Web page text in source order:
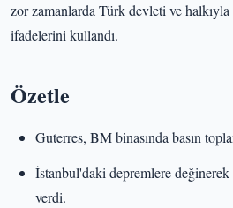
zor zamanlarda Türk devleti ve
ifadelerini kullandı.
Özetle
Guterres, BM binasında basın
İstanbul'daki depremlere değinerek
verdi.